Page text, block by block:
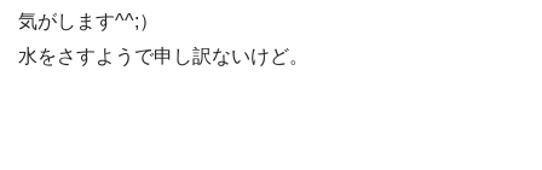
気がします^^;）
水をさすようで申し訳ないけど。